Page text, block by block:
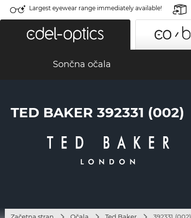
Largest eyewear range immediately available!
Sončna očala
TED BAKER 392331 (002)